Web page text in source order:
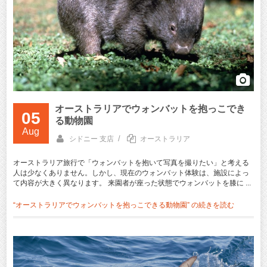
05
Aug
オーストラリアでウォンバットを抱っこでき
る動物園
シドニー 支店 / オーストラリア
オーストラリア旅行で「ウォンバットを抱いて写真を撮りたい」と考える
人は少なくありません。しかし、現在のウォンバット体験は、施設によっ
て内容が大きく異なります。 来園者が座った状態でウォンバットを膝に ...
“オーストラリアでウォンバットを抱っこできる動物園” の続きを読む